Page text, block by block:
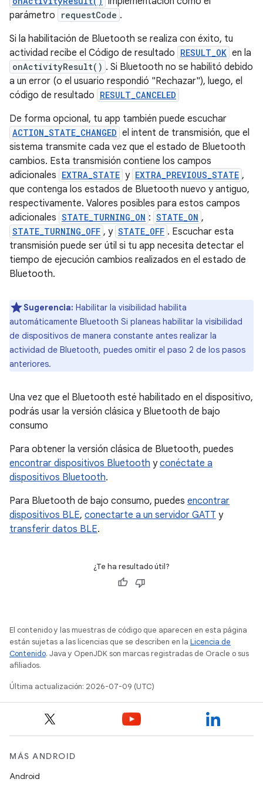
parámetro
requestCode .
Si la habilitación de Bluetooth se realiza con éxito, tu
actividad recibe el Código de resultado RESULT_OK en la
onActivityResult() . Si Bluetooth no se habilitó debido
a un error (o el usuario respondió "Rechazar"), luego, el
código de resultado RESULT_CANCELED
De forma opcional, tu app también puede escuchar
ACTION_STATE_CHANGED el intent de transmisión, que el
sistema transmite cada vez que el estado de Bluetooth
cambios. Esta transmisión contiene los campos
adicionales EXTRA_STATE y EXTRA_PREVIOUS_STATE ,
que contenga los estados de Bluetooth nuevo y antiguo,
respectivamente. Valores posibles para estos campos
adicionales STATE_TURNING_ON : STATE_ON ,
STATE_TURNING_OFF , y STATE_OFF . Escuchar esta
transmisión puede ser útil si tu app necesita detectar el
tiempo de ejecución cambios realizados en el estado de
Bluetooth.
Sugerencia: Habilitar la visibilidad habilita
automáticamente Bluetooth Si planeas habilitar la visibilidad
de dispositivos de manera constante antes realizar la
actividad de Bluetooth, puedes omitir el paso 2 de los pasos
anteriores.
Una vez que el Bluetooth esté habilitado en el dispositivo,
podrás usar la versión clásica y Bluetooth de bajo
consumo
Para obtener la versión clásica de Bluetooth, puedes
encontrar dispositivos Bluetooth yconéctate a
dispositivos Bluetooth.
Para Bluetooth de bajo consumo, puedes encontrar
dispositivos BLE, conectarte a un servidor GATT y
transferir datos BLE.
¿Te ha resultado útil?
El contenido y las muestras de código que aparecen en esta página
están sujetas a las licencias que se describen en la Licencia de
Contenido. Java y OpenJDK son marcas registradas de Oracle o sus
afiliados.
Última actualización: 2026-07-09 (UTC)
MÁS ANDROID
Android